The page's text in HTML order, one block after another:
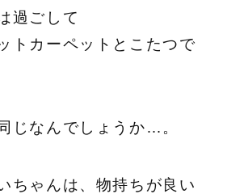
過ごして
トカーペットとこたつで
じなんでしょうか…。
ちゃんは、物持ちが良い